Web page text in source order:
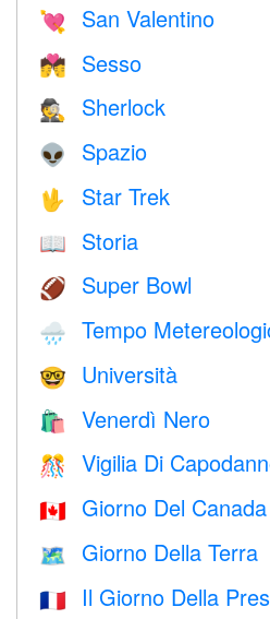
💘 San Valentino
💏 Sesso
🕵️ Sherlock
👽 Spazio
🖖 Star Trek
📖 Storia
🏈 Super Bowl
🌧 Tempo
🤓 Università
🛍 Venerdì Nero
🎊 Vigilia Di
🇨🇦 Giorno Del Canada
🗺️ Giorno Della Terra
🇫🇷 Il Giorno Della